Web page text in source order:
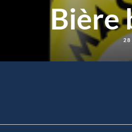
Bière
28